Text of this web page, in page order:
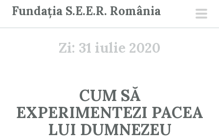
Fundația S.E.E.R. România
Zi: 31 iulie 2020
CUM SĂ
EXPERIMENTEZI PACEA
LUI DUMNEZEU